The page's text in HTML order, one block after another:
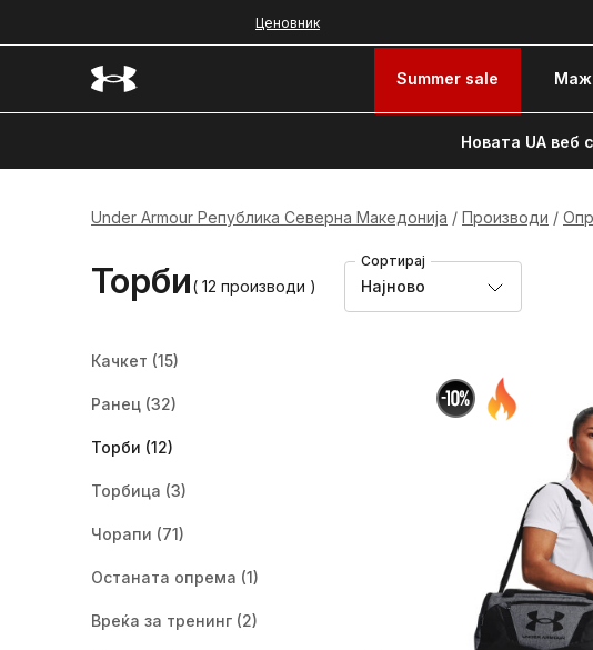
Ценовник
Summer sale
Новата UA веб
Under Armour Република Северна Македонија Производи
Торби( 12 производи )
Сортирај
Најново
Качкет (15)
Ранец (32)
Торби (12)
Торбица (3)
Чорапи (71)
Останата опрема (1)
Вреќа за тренинг (2)